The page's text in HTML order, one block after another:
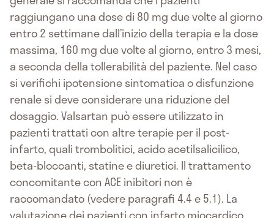
raggiungano una dose di 80 mg due volte al giorno
entro 2 settimane dall’inizio della terapia e la dose
massima, 160 mg due volte al giorno, entro 3 mesi,
a seconda della tollerabilità del paziente. Nel caso
si verifichi ipotensione sintomatica o disfunzione
renale si deve considerare una riduzione del
dosaggio. Valsartan può essere utilizzato in
pazienti trattati con altre terapie per il post-
infarto, quali trombolitici, acido acetilsalicilico,
beta-bloccanti, statine e diuretici. Il trattamento
concomitante con ACE inibitori non è
raccomandato (vedere paragrafi 4.4 e 5.1). La